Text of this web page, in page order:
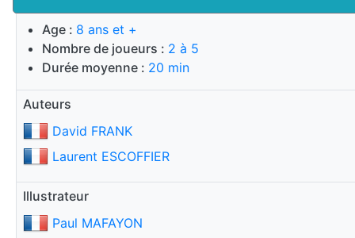
Age : 8 ans et +
Nombre de joueurs : 2 à 5
Durée moyenne : 20 min
Auteurs
David FRANK
Laurent ESCOFFIER
Illustrateur
Paul MAFAYON